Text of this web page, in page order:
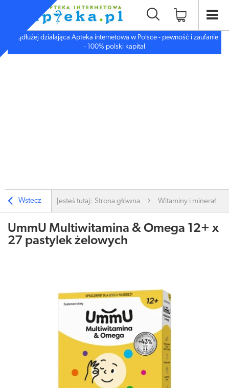
Najdłużej działająca Apteka internetowa w Polsce - pewność i zaufanie
- 100% polski kapitał
Wstecz Jesteś tutaj: Strona główna Witaminy i minerały
UmmU Multiwitamina & Omega 12+ x
27 pastylek żelowych